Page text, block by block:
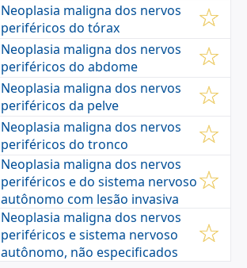
Neoplasia maligna dos nervos
periféricos do tórax
Neoplasia maligna dos nervos
periféricos do abdome
Neoplasia maligna dos nervos
periféricos da pelve
Neoplasia maligna dos nervos
periféricos do tronco
Neoplasia maligna dos nervos
periféricos e do sistema nervoso
autônomo com lesão invasiva
Neoplasia maligna dos nervos
periféricos e sistema nervoso
autônomo, não especificados